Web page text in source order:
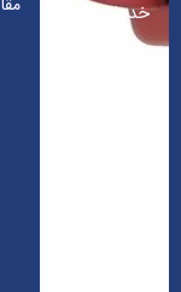
خدمات
ممتاز به